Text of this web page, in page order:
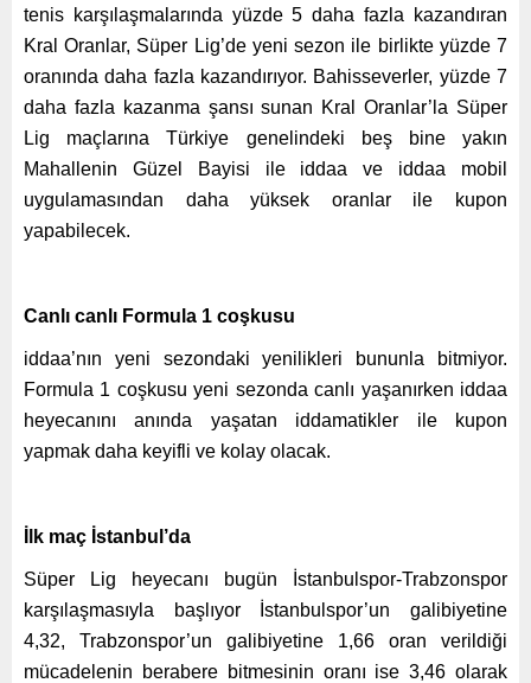
tenis karşılaşmalarında yüzde 5 daha fazla kazandıran
Kral Oranlar, Süper Lig’de yeni sezon ile birlikte yüzde 7
oranında daha fazla kazandırıyor. Bahisseverler, yüzde 7
daha fazla kazanma şansı sunan Kral Oranlar’la Süper
Lig maçlarına Türkiye genelindeki beş bine yakın
Mahallenin Güzel Bayisi ile iddaa ve iddaa mobil
uygulamasından daha yüksek oranlar ile kupon
yapabilecek.
Canlı canlı Formula 1 coşkusu
iddaa’nın yeni sezondaki yenilikleri bununla bitmiyor.
Formula 1 coşkusu yeni sezonda canlı yaşanırken iddaa
heyecanını anında yaşatan iddamatikler ile kupon
yapmak daha keyifli ve kolay olacak.
İlk maç İstanbul’da
Süper Lig heyecanı bugün İstanbulspor-Trabzonspor
karşılaşmasıyla başlıyor İstanbulspor’un galibiyetine
4,32, Trabzonspor’un galibiyetine 1,66 oran verildiği
mücadelenin berabere bitmesinin oranı ise 3,46 olarak